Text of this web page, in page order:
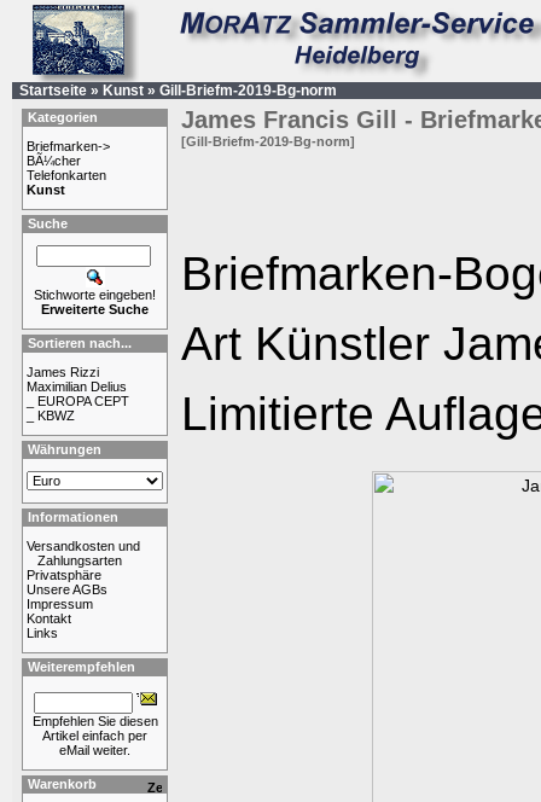
Startseite » Kunst » Gill-Briefm-2019-Bg-norm
Kategorien
Briefmarken->
BÃ¼cher
Telefonkarten
Kunst
Suche
Stichworte eingeben!
Erweiterte Suche
Sortieren nach...
James Rizzi
Maximilian Delius
_ EUROPA CEPT
_ KBWZ
Währungen
Informationen
Versandkosten und
Zahlungsarten
Privatsphäre
Unsere AGBs
Impressum
Kontakt
Links
Weiterempfehlen
Empfehlen Sie diesen
Artikel einfach per
eMail weiter.
Warenkorb
James Francis Gill -
[Gill-Briefm-2019-Bg-norm]
Briefmarken-
Art Künstler
Limitierte